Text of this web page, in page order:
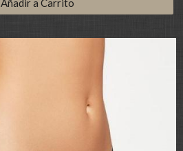
Añadir a Carrito